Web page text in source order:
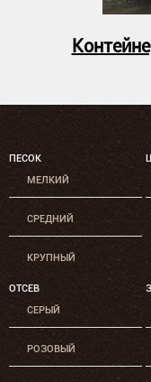
ПЕСОК
МЕЛКИЙ
СРЕДНИЙ
КРУПНЫЙ
ОТСЕВ
СЕРЫЙ
РОЗОВЫЙ